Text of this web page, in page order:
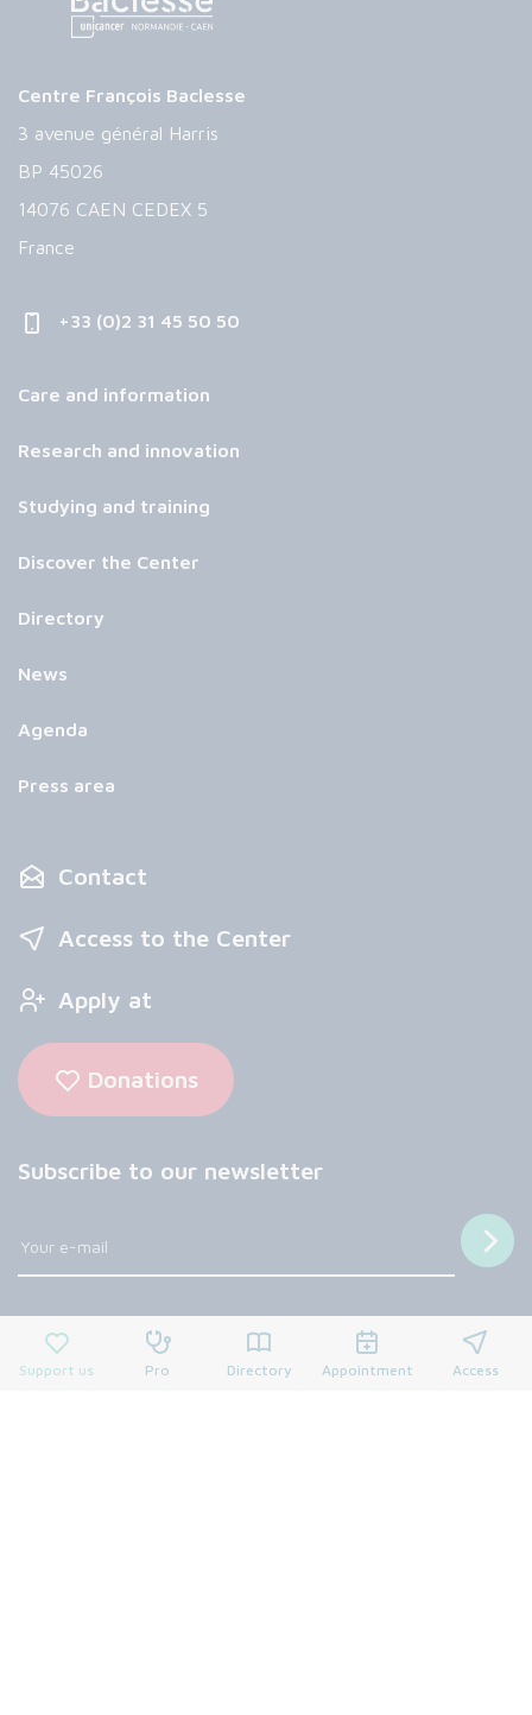
Support us Pro Directory Appointment Access
Centre François Baclesse
3 avenue général Harris
BP 45026
14076 CAEN CEDEX 5
France
+33 (0)2 31 45 50 50
Care and information
Research and innovation
Studying and training
Discover the Center
Directory
News
Agenda
Press area
Contact
Access to the Center
Apply at
Donations
Subscribe to our newsletter
Follow us